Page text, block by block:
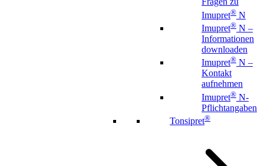
Imupret® N
Imupret® N –
Informationen
downloaden
Imupret® N –
Kontakt
aufnehmen
Imupret® N-
Pflichtangaben
Tonsipret®